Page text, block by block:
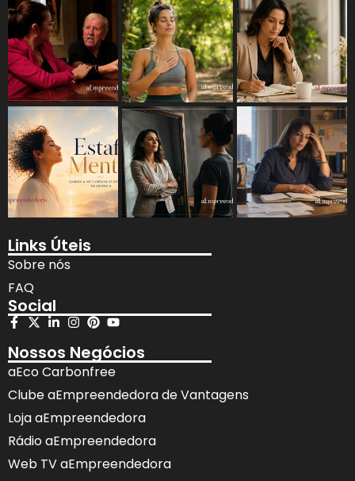
Links Úteis
Sobre nós
FAQ
Social
Nossos Negócios
aEco Carbonfree
Clube aEmpreendedora de Vantagens
Loja aEmpreendedora
Rádio aEmpreendedora
Web TV aEmpreendedora